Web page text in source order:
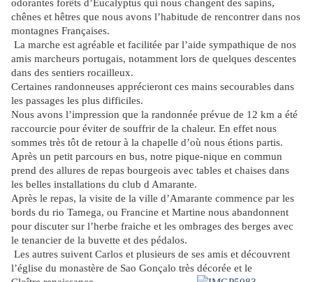
odorantes forêts d’Eucalyptus qui nous changent des sapins,
chênes et hêtres que nous avons l’habitude de rencontrer dans nos
montagnes Françaises.
La marche est agréable et facilitée par l’aide sympathique de nos
amis marcheurs portugais, notamment lors de quelques descentes
dans des sentiers rocailleux.
Certaines randonneuses apprécieront ces mains secourables dans
les passages les plus difficiles.
Nous avons l’impression que la randonnée prévue de 12 km a été
raccourcie pour éviter de souffrir de la chaleur. En effet nous
sommes très tôt de retour à la chapelle d’où nous étions partis.
Après un petit parcours en bus, notre pique-nique en commun
prend des allures de repas bourgeois avec tables et chaises dans
les belles installations du club d Amarante.
Après le repas, la visite de la ville d’Amarante commence par les
bords du rio Tamega, ou Francine et Martine nous abandonnent
pour discuter sur l’herbe fraiche et les ombrages des berges avec
le tenancier de la buvette et des pédalos.
Les autres suivent Carlos et plusieurs de ses amis et découvrent
l’église du monastère de Sao Gonçalo très décorée et le